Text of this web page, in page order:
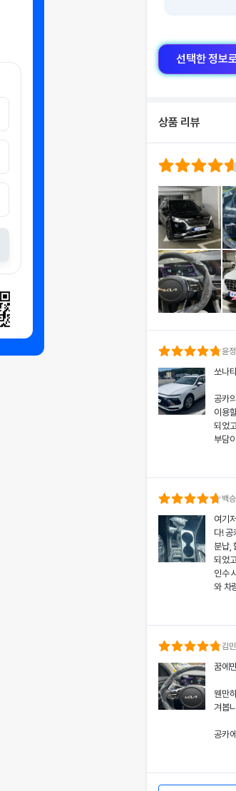
선택한 정보
상품 리뷰
윤정
쏘나
공카
이용
되었
부담
차량
의 상
분들
공카
렌트
황에
상 깊
쏘나
치에
다시
돋보
백승
여기
다!
분납,
되었
인수
와 차
공카
로 책
은 제
와주
쏘나
치에
어요.
도 공
김민
꿈에
웬만
겨봅
공카
차량
'(주)공카'는 (이하 '
통신망 이용촉진 및
회사는 개인정보처
가 어떠한 용도와 방
떠한 조치가 취해지
회사는 개인정보처